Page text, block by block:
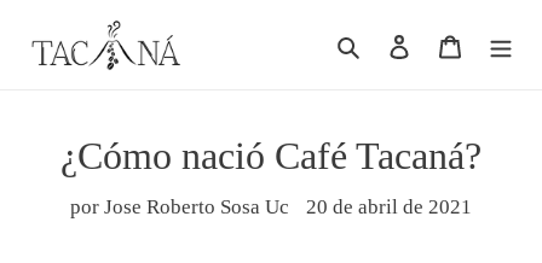
directamente
Buscar IngresarCarrito
¿Cómo nació Café Tacaná?
por Jose Roberto Sosa Uc 20 de abril de 2021